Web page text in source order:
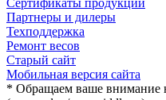
Партнеры и дилеры
Техподдержка
Ремонт весов
Старый сайт
Мобильная версия сайта
* Обращаем ваше внимание